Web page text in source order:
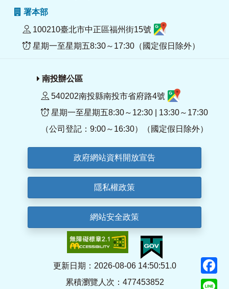
署本部
100210臺北市中正區福州街15號
星期一至星期五8:30～17:30（國定假日除外）
南投辦公區
540202南投縣南投市省府路4號
星期一至星期五8:30～12:30 | 13:30～17:30
（公司登記：9:00～16:30）（國定假日除外）
政府網站資料開放宣告
隱私權政策
網站安全政策
更新日期：2026-08-06 14:50:51.0
累積瀏覽人次：477453852